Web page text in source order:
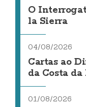
O
la Sierra
04/08/2026
Cartas ao
da Costa da
01/08/2026